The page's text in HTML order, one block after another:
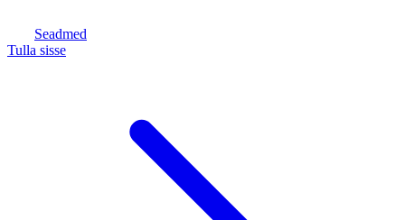
Seadmed
Tulla sisse